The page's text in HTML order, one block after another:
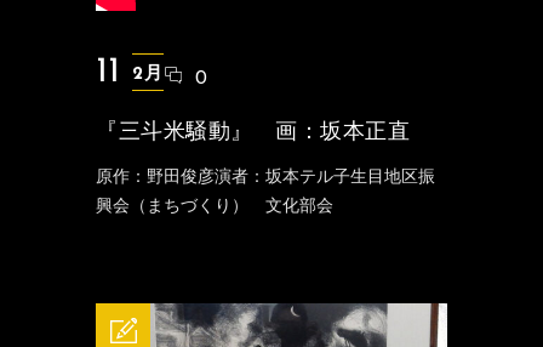
11 2月 0
『三斗米騒動』 画：坂本正直
原作：野田俊彦演者：坂本テル子生目地区振
興会（まちづくり） 文化部会